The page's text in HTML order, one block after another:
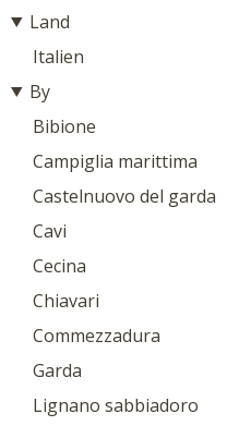
Land
Italien
By
Bibione
Campiglia marittima
Castelnuovo del garda
Cavi
Cecina
Chiavari
Commezzadura
Garda
Lignano sabbiadoro